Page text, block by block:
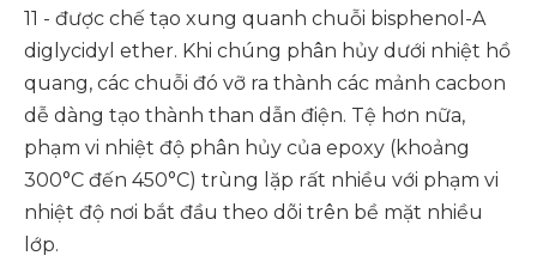
11 - được chế tạo xung quanh chuỗi bisphenol-A
diglycidyl ether. Khi chúng phân hủy dưới nhiệt hồ
quang, các chuỗi đó vỡ ra thành các mảnh cacbon
dễ dàng tạo thành than dẫn điện. Tệ hơn nữa,
phạm vi nhiệt độ phân hủy của epoxy (khoảng
300°C đến 450°C) trùng lặp rất nhiều với phạm vi
nhiệt độ nơi bắt đầu theo dõi trên bề mặt nhiều
lớp.